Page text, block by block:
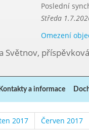
Poslední
Středa
Omezení
Světnov,
Kontakty a informace
2017 Červen 2017